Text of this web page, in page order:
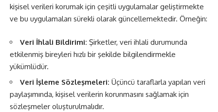
kişisel verileri korumak için çeşitli uygulamalar geliştirmekte
ve bu uygulamaları sürekli olarak güncellemektedir. Örneğin:
Veri İhlali Bildirimi: Şirketler, veri ihlali durumunda
etkilenmiş bireyleri hızlı bir şekilde bilgilendirmekle
yükümlüdür.
Veri İşleme Sözleşmeleri: Üçüncü taraflarla yapılan veri
paylaşımında, kişisel verilerin korunmasını sağlamak için
sözleşmeler oluşturulmalıdır.